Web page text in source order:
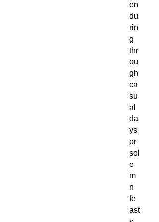
en
du
rin
g
thr
ou
gh
ca
su
al
da
ys
or
sol
e
m
n
fe
ast